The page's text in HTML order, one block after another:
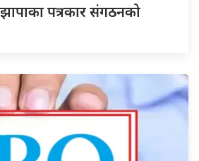
झापाका पत्रकार संगठनको